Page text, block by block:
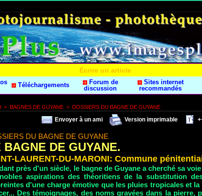
Écrire un article
Téléchargements
Forum de
discussion
Sites internet
recommandés
> BAGNES DE GUYANE > DOSSIERS DU BAGNE DE GUYANE
Envoyer à un ami Version imprimable
DU BAGNE DE GUYANE
BAGNE DE GUYANE.
LAURENT-DU-MARONI: Commune
près d'un siècle, le bagne de Guyane a cherché sa
aspirations des théoritiens de la substitution
d'une charge émotive que les pluies tropicales et
Des témoignages, des noms gravées dans la pierre,